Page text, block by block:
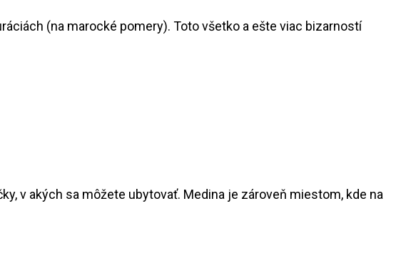
(na marocké pomery). Toto všetko a ešte viac bizarností
v akých sa môžete ubytovať. Medina je zároveň miestom, kde na